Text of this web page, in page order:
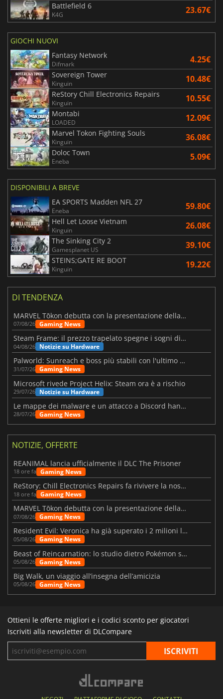
Battlefield 6
K4G 23.67€
GIOCHI NUOVI
Fantasy Network
Difmark 4.25€
Sovereign Tower
Kinguin 10.48€
ReStory Chill Electronics Repairs
Kinguin 10.55€
Montabi
LOADED 12.09€
Marvel Tokon Fighting Souls
Kinguin 36.08€
Doloc Town
Eneba 5.09€
DISPONIBILI A BREVE
EA SPORTS Madden NFL 27
Eneba 59.80€
Hell Let Loose Vietnam
Kinguin 26.08€
The Sinking City 2
Gamesplanet US 39.10€
STEINS;GATE RE BOOT
Kinguin 19.22€
DI TENDENZA
MARVEL Tōkon debutta con la presentazione della roadmap per il primo anno
07/08/26 Gaming News
Steam Frame: il prezzo trapelato spegne i sogni di un VR economico
04/08/26 Notizie su Hardware
Palworld: Sunreach e boss più stabili con l'ultimo update
31/07/26 Gaming News
Microsoft rivede Project Helix: Steam ora è a rischio
29/07/26 Notizie su Hardware
Le mappe dei malware e un attacco a Discord hanno colpito Meccha Chameleon
28/07/26 Gaming News
NOTIZIE, OFFERTE
REANIMAL lancia ufficialmente il DLC The Prisoner
18 ore fa Gaming News
ReStory: Chill Electronics Repairs fa rivivere la nostalgia degli anni 2000
18 ore fa Gaming News
MARVEL Tōkon debutta con la presentazione della roadmap per il primo anno
07/08/26 Gaming News
Resident Evil: Veronica ha già superato i 2 milioni liste dei desideri
05/08/26 Gaming News
Beast of Reincarnation: lo studio dietro Pokémon su una nuova strada
05/08/26 Gaming News
Big Walk, un viaggio all’insegna dell’amicizia
05/08/26 Gaming News
Ottieni le offerte migliori e i codici sconto per giocatori
Iscriviti alla newsletter di DLCompare